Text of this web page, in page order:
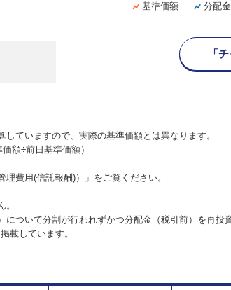
基準価額 分配
「
ていますので、実際の基準価額とは異なります。
額÷前日基準価額）
費用(信託報酬)）」をご覧ください。
ついて分割が行われずかつ分配金（税引前）を再投
載しています。